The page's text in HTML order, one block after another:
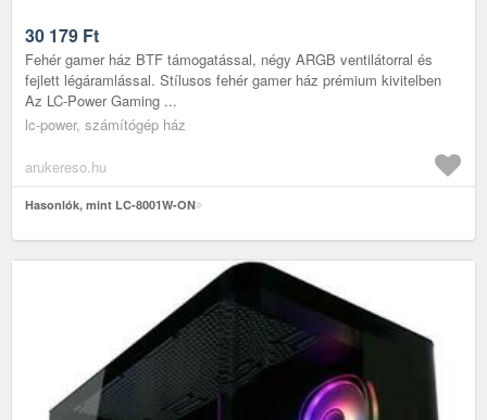
30 179 Ft
Fehér gamer ház BTF támogatással, négy ARGB ventilátorral és
fejlett légáramlással. Stílusos fehér gamer ház prémium kivitelben
Az LC-Power Gaming ...
lc-power, számítógép ház
arukereso.hu
Hasonlók, mint LC-8001W-ON